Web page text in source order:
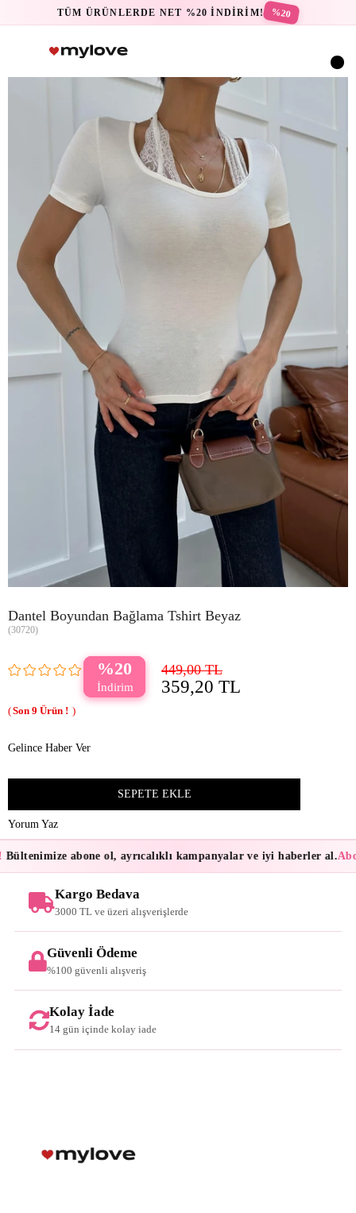
TÜM ÜRÜNLERDE NET %20 İNDİRİM! %20
Dantel Boyundan Bağlama Tshirt Beyaz
(30720)
20 449,00 TL
359,20 TL
9
Gelince Haber Ver
Yorum Yaz
Bültenimize abone ol, ayrıcalıklı kampanyalar ve iyi haberler al.
Kargo Bedava
3000 TL ve üzeri alışverişlerde
Güvenli Ödeme
%100 güvenli alışveriş
Kolay İade
14 gün içinde kolay iade